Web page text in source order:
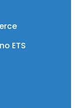
ETS